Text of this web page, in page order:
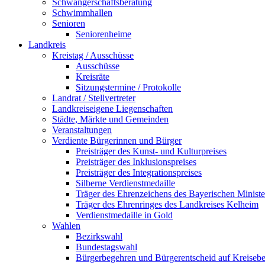
Schwangerschaftsberatung
Schwimmhallen
Senioren
Seniorenheime
Landkreis
Kreistag / Ausschüsse
Ausschüsse
Kreisräte
Sitzungstermine / Protokolle
Landrat / Stellvertreter
Landkreiseigene Liegenschaften
Städte, Märkte und Gemeinden
Veranstaltungen
Verdiente Bürgerinnen und Bürger
Preisträger des Kunst- und Kulturpreises
Preisträger des Inklusionspreises
Preisträger des Integrationspreises
Silberne Verdienstmedaille
Träger des Ehrenzeichens des Bayerischen
Träger des Ehrenringes des Landkreises Kelheim
Verdienstmedaille in Gold
Wahlen
Bezirkswahl
Bundestagswahl
Bürgerbegehren und Bürgerentscheid auf